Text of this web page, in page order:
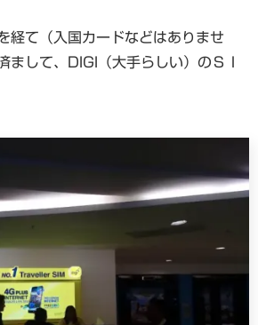
経て（入国カードなどはありませ
まして、DIGI（大手らしい）のＳＩ